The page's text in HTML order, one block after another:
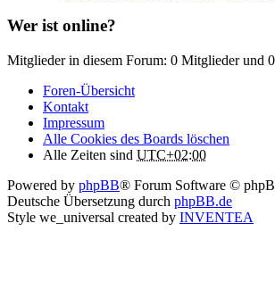
Wer ist online?
Mitglieder in diesem Forum: 0 Mitglieder und
Foren-Übersicht
Kontakt
Impressum
Alle Cookies des Boards löschen
Alle Zeiten sind UTC+02:00
Powered by phpBB® Forum Software ©
Deutsche Übersetzung durch phpBB.de
Style we_universal created by INVENTEA